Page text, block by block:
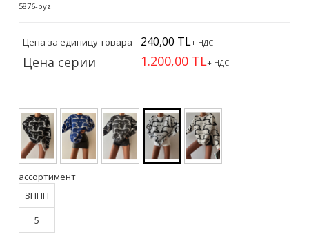
5876-byz
Цена за единицу товара 240,00 TL+ НДС
Цена серии 1.200,00 TL+ НДС
ассортимент
ЗППП
5